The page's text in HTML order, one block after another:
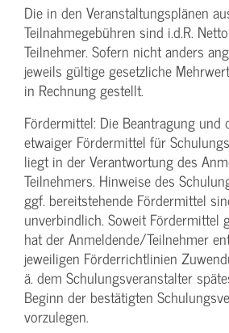
Die in den Veranstaltungsplänen
Teilnahmegebühren sind i.d.R.
Teilnehmer. Sofern nicht anders
jeweils gültige gesetzliche
in Rechnung gestellt.
Fördermittel: Die Beantragung und
etwaiger Fördermittel für
liegt in der Verantwortung des
Teilnehmers. Hinweise des
ggf. bereitstehende Fördermittel
unverbindlich. Soweit Fördermittel
hat der Anmeldende/­Teilnehmer
jeweiligen Förderrichtlinien
ä. dem Schulungs­veranstalter
Beginn der bestätigten
vorzulegen.